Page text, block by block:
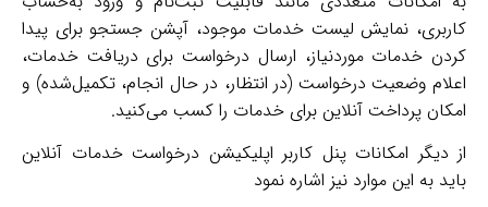
نمایش لیست خدمات موجود، آپشن جستجو برای پیدا
خدمات موردنیاز، ارسال درخواست برای دریافت خدمات،
وضعیت درخواست (در انتظار، در حال انجام، تکمیل‌شده) و
پرداخت آنلاین برای خدمات را کسب می‌کنید.
امکانات پنل کاربر اپلیکیشن درخواست خدمات آنلاین
به این موارد نیز اشاره نمود